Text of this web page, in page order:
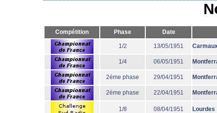
Compétition Phase Date
1/2 13/05/1951
1/4 06/05/1951
2éme phase 29/04/1951
2éme phase 22/04/1951
1/8 08/04/1951 Lourdes